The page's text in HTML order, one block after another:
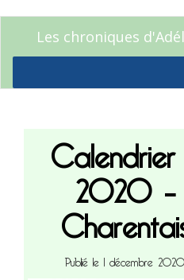
Les chroniques
2020 –
Publié le 1 décembre 2020